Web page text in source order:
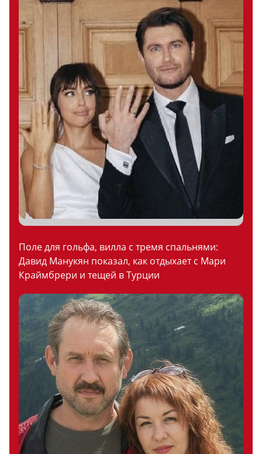
Поле для гольфа, вилла с тремя спальнями:
Давид Манукян показал, как отдыхает с Мари
Краймбрери и тещей в Турции